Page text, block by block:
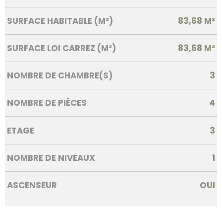
SURFACE HABITABLE (M²) 83,68 M²
SURFACE LOI CARREZ (M²) 83,68 M²
NOMBRE DE CHAMBRE(S) 3
NOMBRE DE PIÈCES 4
ETAGE 3
NOMBRE DE NIVEAUX 1
ASCENSEUR OUI